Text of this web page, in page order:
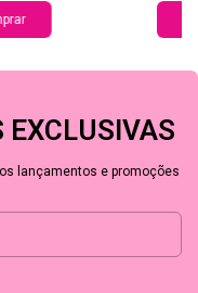
EXCLUSIVAS
lançamentos e promoções